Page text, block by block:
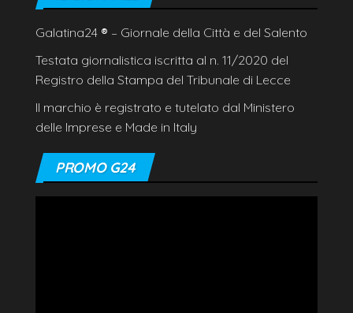
Galatina24 ® – Giornale della Città e del Salento
Testata giornalistica iscritta al n. 11/2020 del
Registro della Stampa del Tribunale di Lecce
Il marchio è registrato e tutelato dal Ministero
delle Imprese e Made in Italy
PROMO G24